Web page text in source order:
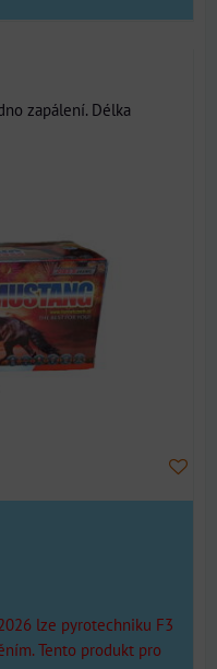
zapálení. Délka
lze pyrotechniku F3
Tento produkt pro